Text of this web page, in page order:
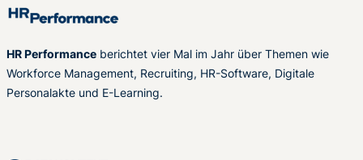
HR Performance berichtet vier Mal im Jahr über Themen wie
Workforce Management, Recruiting, HR-Software, Digitale
Personalakte und E-Learning.